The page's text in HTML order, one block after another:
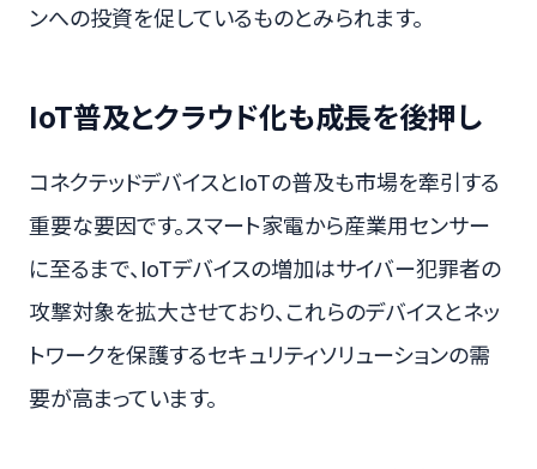
ンへの投資を促しているものとみられます。
IoT普及とクラウド化も成長を後押し
コネクテッドデバイスとIoTの普及も市場を牽引する
重要な要因です。スマート家電から産業用センサー
に至るまで、IoTデバイスの増加はサイバー犯罪者の
攻撃対象を拡大させており、これらのデバイスとネッ
トワークを保護するセキュリティソリューションの需
要が高まっています。